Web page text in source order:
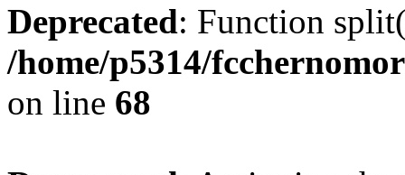
Deprecated: Function
/home/p5314/
on line 68